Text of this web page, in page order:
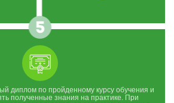
диплом по пройденному курсу обучения и
полученные знания на практике. При